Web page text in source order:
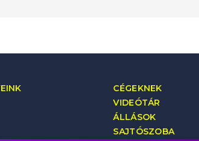
CÉGEKNEK
VIDEÓTÁR
ÁLLÁSOK
SAJTÓSZOBA